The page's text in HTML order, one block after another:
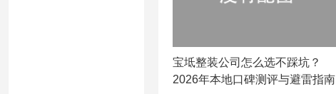
宝坻整装公司怎么选不踩坑？
2026年本地口碑测评与避雷指南